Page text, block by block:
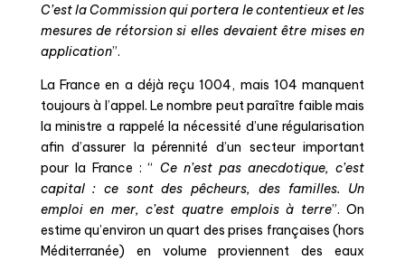
C’est la Commission qui portera le contentieux et les
mesures de rétorsion si elles devaient être mises en
application”.
La France en a déjà reçu 1004, mais 104 manquent
toujours à l’appel. Le nombre peut paraître faible mais
la ministre a rappelé la nécessité d’une régularisation
afin d’assurer la pérennité d’un secteur important
pour la France : “ Ce n’est pas anecdotique, c’est
capital : ce sont des pêcheurs, des familles. Un
emploi en mer, c’est quatre emplois à terre”. On
estime qu’environ un quart des prises françaises (hors
Méditerranée) en volume proviennent des eaux